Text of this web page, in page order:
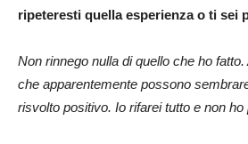
ripeteresti quella esperienza o ti sei
Non rinnego nulla di quello che ho
che apparentemente possono
risvolto positivo. Io rifarei tutto e non ho